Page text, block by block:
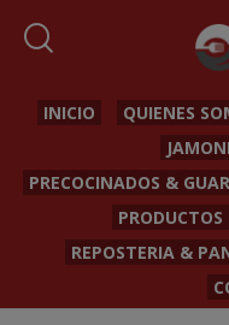
INICIO QUIENES
PRECOCINADOS &
REPOSTERIA &